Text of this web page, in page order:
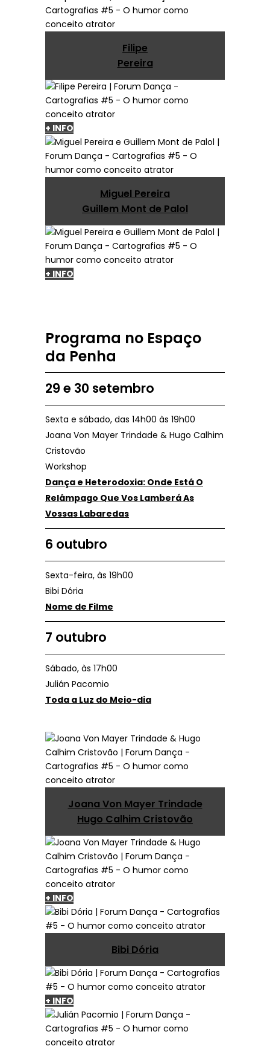
Filipe
Pereira
+ INFO
Miguel Pereira
Guillem Mont de Palol
+ INFO
Programa no Espaço
da Penha
29 e 30 setembro
Sexta e sábado, das 14h00 às 19h00
Joana Von Mayer Trindade & Hugo Calhim
Cristovão
Workshop
Dança e Heterodoxia: Onde Está O
Relâmpago Que Vos Lamberá As
Vossas Labaredas
6 outubro
Sexta-feira, às 19h00
Bibi Dória
Nome de Filme
7 outubro
Sábado, às 17h00
Julián Pacomio
Toda a Luz do Meio-dia
Joana Von Mayer Trindade
Hugo Calhim Cristovão
+ INFO
Bibi Dória
+ INFO